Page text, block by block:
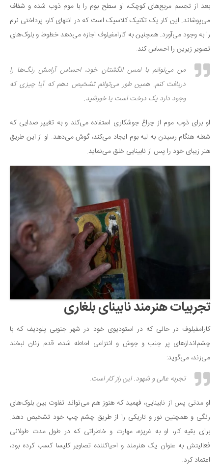
بعد از تجسم مربع‌های کوچک، او سطح بوم را با موم ذوب شده و شفاف
می‌پوشاند. این کار یک تکنیک کلاسیک است که در انتهای کار، پرداختی نرم
را به وجود می‌آورد. همچنین به کارامفیلوف اجازه می‌دهد خطوط و بلوک‌های
تصویر زیرین را احساس کند.
من می‌توانم با لمس انگشتان خود، احساس آرامش رنگ‌ها را
دریافت کنم. همین طور می‌توانم تشخیص دهم که آیا چیزی که
وجود دارد یک درخت است یا خورشید.
او برای ذوب موم از چراغ جوشکاری استفاده می‌کند و به تغییر صدایی که
شعله هنگام رسیدن به لبه بوم ایجاد می‌کند، گوش می‌دهد. او از این طریق
هنر زیبای خود را پس از نابینایی خلق می‌نماید.
تجربیات هنرمند نابینای بلغاری
کارامفیلوف در حالی که در استودیوی خود در شهر جنوبی پلودیف که با
چشم‌اندازهای پر جنب و جوش و انتزاعی احاطه شده، قدم زنان لبخند
می‌زند، می‌گوید:
تجربه عالی و شهود. این راز کار است.
او مدتی پس از نابینایی، فهمید که هنوز هم می‌تواند تفاوت بین بلوک‌های
رنگی و همچنین نور و تاریکی را از طریق چشم چپ خود تشخیص دهد.
برای بقیه کار، او به غریزه، مهارت و خاطراتی که در طول مدت طولانی
فعالیتش به عنوان یک هنرمند و احیاکننده تصاویر کلیسا کسب کرده بود،
اعتماد کرد.